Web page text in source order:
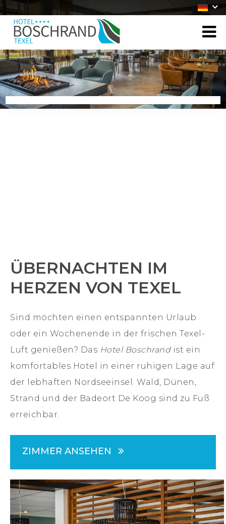
ÜBERNACHTEN IM
HERZEN VON TEXEL
Sind möchten einen entspannten Urlaub
oder ein Wochenende in der frischen Texel-
Luft genießen? Das Hotel Boschrandist ein
komfortables Hotel in einer ruhigen Lage auf
der lebhaften Nordseeinsel. Wald, Dünen,
Strand und der Badeort De Koog sind zu Fuß
erreichbar.
ZIMMER ANSEHEN